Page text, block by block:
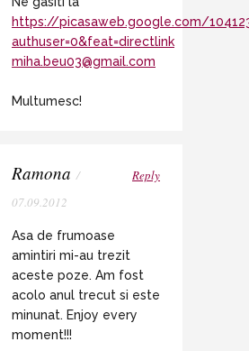
https://picasaweb.google.com/
authuser=0&feat=directlink
miha.beu03@gmail.com
Multumesc!
Ramona /
07.09.2012
Reply
Asa de frumoase
amintiri mi-au trezit
aceste poze. Am fost
acolo anul trecut si este
minunat. Enjoy every
moment!!!